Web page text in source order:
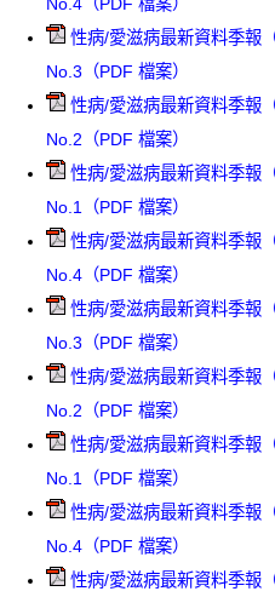
性病/愛滋病最新資料季報
No.3（PDF 檔案）
性病/愛滋病最新資料季報
No.2（PDF 檔案）
性病/愛滋病最新資料季報
No.1（PDF 檔案）
性病/愛滋病最新資料季報
No.4（PDF 檔案）
性病/愛滋病最新資料季報
No.3（PDF 檔案）
性病/愛滋病最新資料季報
No.2（PDF 檔案）
性病/愛滋病最新資料季報
No.1（PDF 檔案）
性病/愛滋病最新資料季報
No.4（PDF 檔案）
性病/愛滋病最新資料季報